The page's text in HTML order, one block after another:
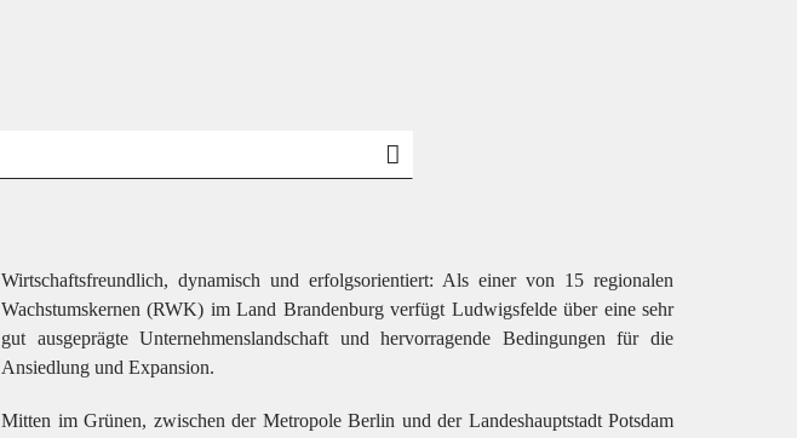
Wirtschaftsfreundlich, dynamisch und erfolgsorientiert: Als einer von 15 regionalen
Wachstumskernen (RWK) im Land Brandenburg verfügt Ludwigsfelde über eine sehr
gut ausgeprägte Unternehmenslandschaft und hervorragende Bedingungen für die
Ansiedlung und Expansion.
Mitten im Grünen, zwischen der Metropole Berlin und der Landeshauptstadt Potsdam